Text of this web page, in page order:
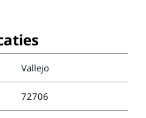
Vallejo
72706